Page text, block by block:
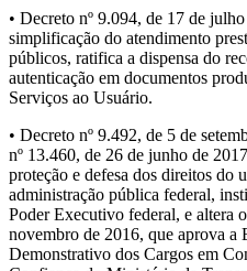
• Decreto nº 9.094, de 17 de
simplificação do atendimento
públicos, ratifica a dispensa do
autenticação em documentos
Serviços ao Usuário.
• Decreto nº 9.492, de 5 de
nº 13.460, de 26 de junho de
proteção e defesa dos direitos do
administração pública federal,
Poder Executivo federal, e altera
novembro de 2016, que aprova a
Demonstrativo dos Cargos em